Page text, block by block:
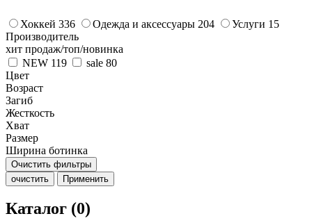
Хоккей 336 Одежда и аксессуары 204 Услуги 15
Производитель
хит продаж/топ/новинка
NEW 119 sale 80
Цвет
Возраст
Загиб
Жесткость
Хват
Размер
Ширина ботинка
Очистить фильтры
очистить
Применить
Каталог (0)